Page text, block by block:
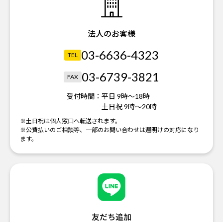
法人のお客様
TEL 03-6636-4323
FAX 03-6739-3821
受付時間： 平日 9時～18時
土日祝 9時～20時
※土日祝は個人窓口へ転送されます。
※公費払いのご相談等、一部のお問い合わせは週明けの対応になり
ます。
友だち追加